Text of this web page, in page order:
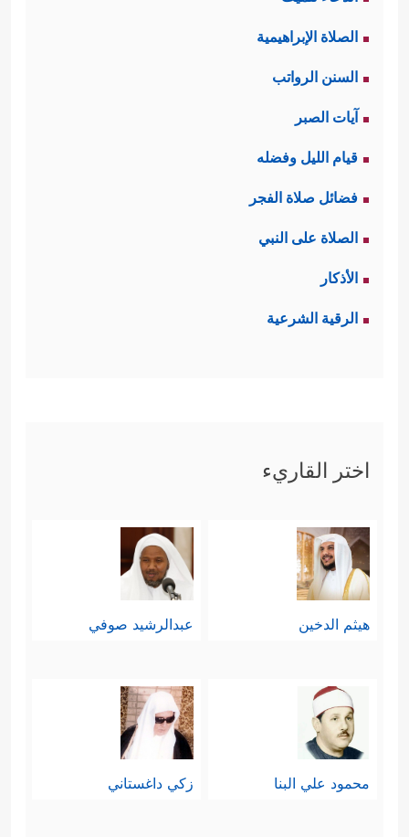
الصلاة الإبراهيمية
السنن الرواتب
آيات الصبر
قيام الليل وفضله
فضائل صلاة الفجر
الصلاة على النبي
الأذكار
الرقية الشرعية
اختر القاريء
هيثم الدخين عبدالرشيد صوفي
محمود علي البنا زكي داغستاني